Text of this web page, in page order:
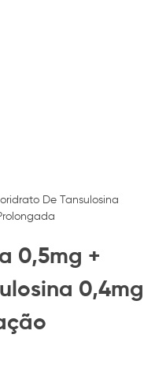
De Tansulosina
0,5mg +
0,4mg